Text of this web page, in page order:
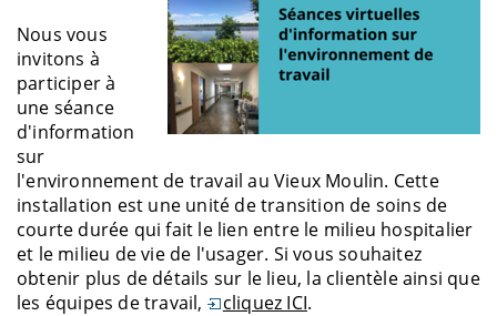
Nous vous
invitons à
participer à
une séance
d'information
sur
l'environnement de travail au Vieux Moulin. Cette
installation est une unité de transition de soins de
courte durée qui fait le lien entre le milieu hospitalier
et le milieu de vie de l'usager. Si vous souhaitez
obtenir plus de détails sur le lieu, la clientèle ainsi que
les équipes de travail,
cliquez ICI.